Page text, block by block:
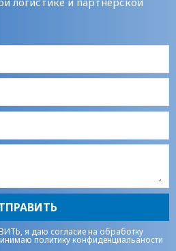
я даю согласие на обработку
политику конфиденциальаности